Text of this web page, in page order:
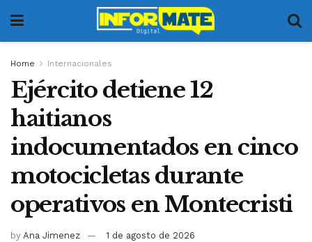
Home Internacionales
Ejército detiene 12
haitianos
indocumentados en cinco
motocicletas durante
operativos en Montecristi
by Ana Jimenez 1 de agosto de 2026